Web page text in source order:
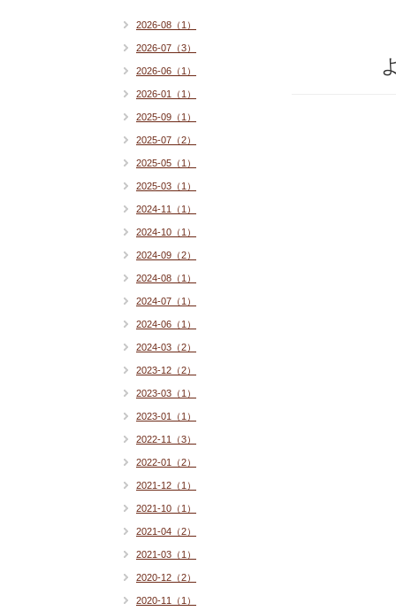
2026-08（1）
2026-07（3）
2026-06（1）
2026-01（1）
2025-09（1）
2025-07（2）
2025-05（1）
2025-03（1）
2024-11（1）
2024-10（1）
2024-09（2）
2024-08（1）
2024-07（1）
2024-06（1）
2024-03（2）
2023-12（2）
2023-03（1）
2023-01（1）
2022-11（3）
2022-01（2）
2021-12（1）
2021-10（1）
2021-04（2）
2021-03（1）
2020-12（2）
2020-11（1）